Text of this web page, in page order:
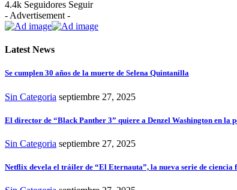
4.4k Seguidores Seguir
- Advertisement -
Latest News
Se cumplen 30 años de la muerte de Selena Quintanilla
Sin Categoria septiembre 27, 2025
El director de “Black Panther 3” quiere a Denzel Washington en la
Sin Categoria septiembre 27, 2025
Netflix devela el tráiler de “El Eternauta”, la nueva serie de